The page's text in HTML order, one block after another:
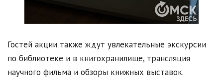
Гостей акции также ждут увлекательные экскурсии
по библиотеке и в книгохранилище, трансляция
научного фильма и обзоры книжных выставок.